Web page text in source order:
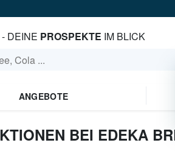
DEINE PROSPEKTE IM BLICK
ANGEBOTE
BEI EDEKA